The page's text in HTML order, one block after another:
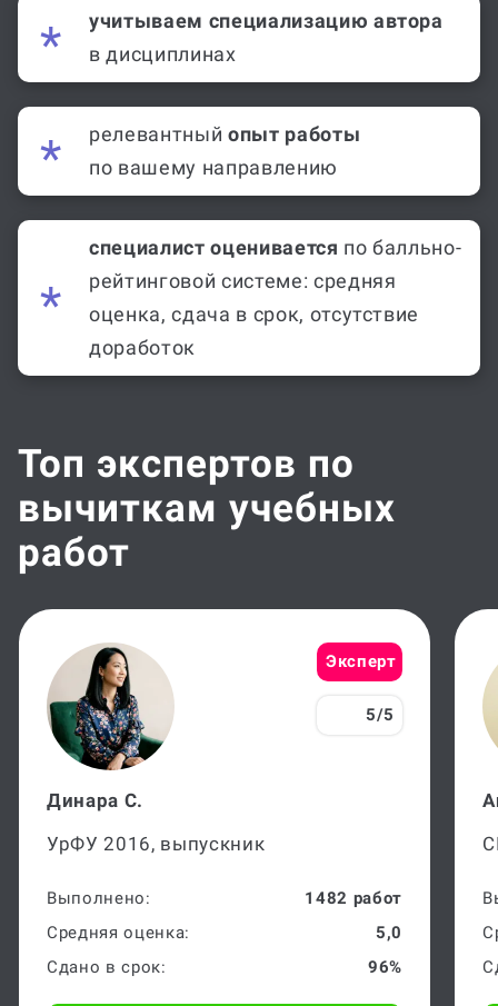
учитываем специализацию автора
в дисциплинах
релевантный опыт работы
по вашему направлению
специалист оценивается по балльно-
рейтинговой системе: средняя
оценка, сдача в срок, отсутствие
доработок
Топ экспертов по
вычиткам учебных
работ
Эксперт
5/5
Динара С.
УрФУ 2016, выпускник
Выполнено:
1482 работ
Средняя оценка:
5,0
Сдано в срок:
96%